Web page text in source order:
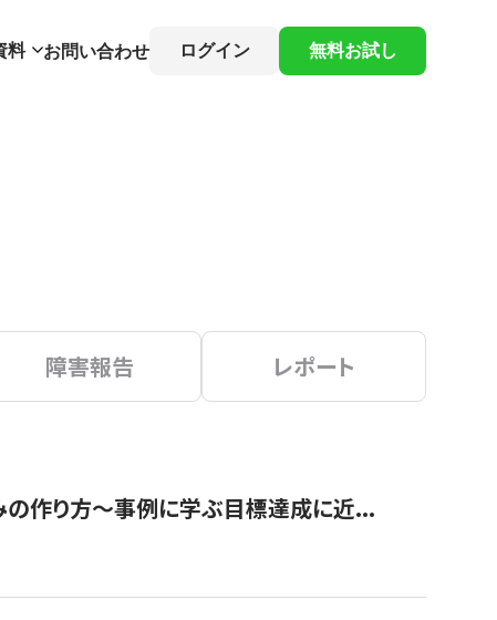
料 お問い合わせ ログイン 無料お試し
障害報告 レポート
の作り方〜事例に学ぶ目標達成に近...